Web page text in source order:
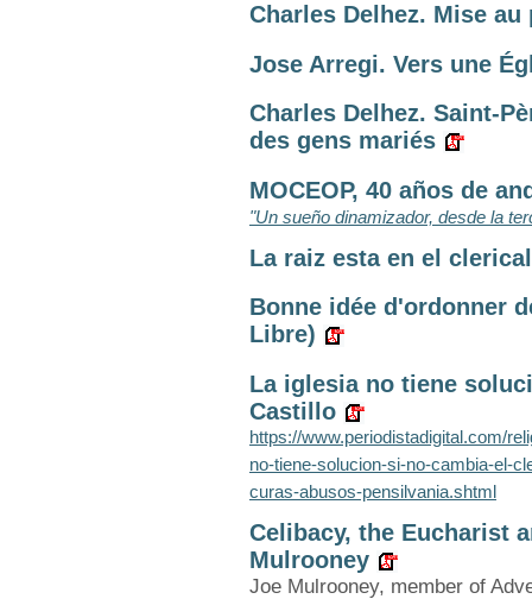
Charles Delhez. Mise
Jose Arregi. Vers une
Charles Delhez. Saint-
des gens mariés
MOCEOP, 40 años de
"Un sueño dinamizador, desde la
La raiz esta en el
Bonne idée d'ordonner
Libre)
La iglesia no tiene
Castillo
https://www.periodistadigital.com/
no-tiene-solucion-si-no-cambia-el-
curas-abusos-pensilvania.shtml
Celibacy, the Eucharist
Mulrooney
Joe Mulrooney, member of